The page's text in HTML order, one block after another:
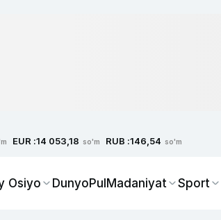
EUR :14 053,18 so'm RUB :146,54 so'm
Osiyo DunyoPulMadaniyat Sport